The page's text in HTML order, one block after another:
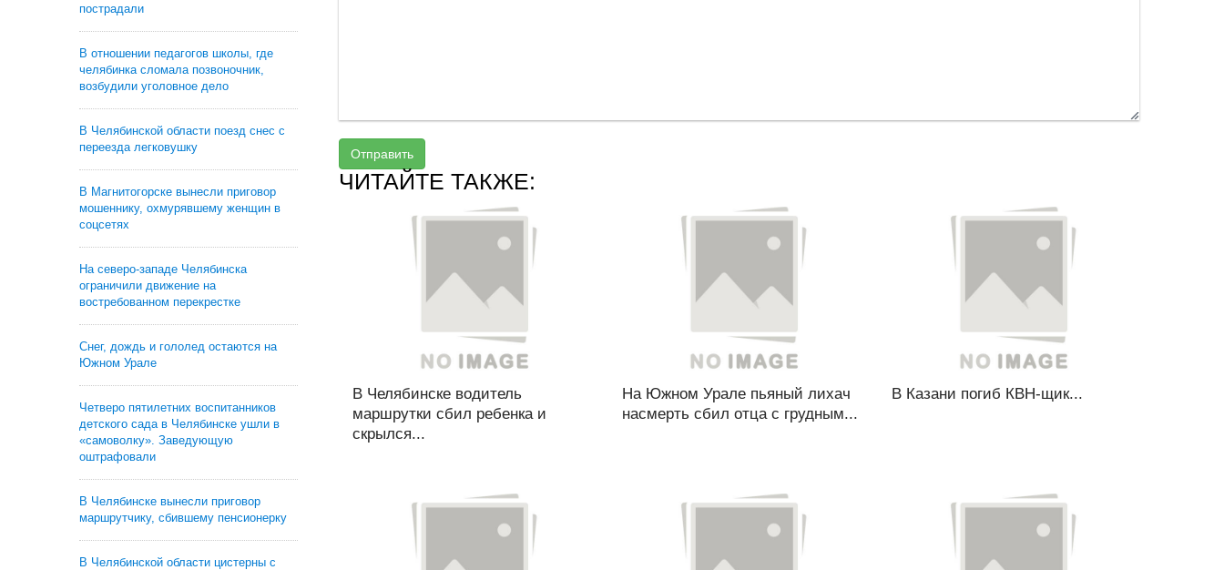
пострадали
В отношении педагогов школы, где
челябинка сломала позвоночник,
возбудили уголовное дело
В Челябинской области поезд снес с
переезда легковушку
В Магнитогорске вынесли приговор
мошеннику, охмурявшему женщин в
соцсетях
На северо-западе Челябинска
ограничили движение на
востребованном перекрестке
Снег, дождь и гололед остаются на
Южном Урале
Четверо пятилетних воспитанников
детского сада в Челябинске ушли в
«самоволку». Заведующую
оштрафовали
В Челябинске вынесли приговор
маршрутчику, сбившему пенсионерку
В Челябинской области цистерны с
Отправить
ЧИТАЙТЕ ТАКЖЕ:
В Челябинске водитель
маршрутки сбил ребенка и
скрылся...
На Южном Урале пьяный лихач
насмерть сбил отца с грудным...
В Казани погиб КВН-щик...